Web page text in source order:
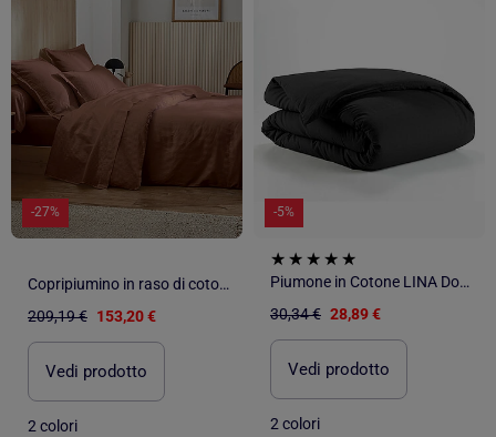
-27%
Copripiumino in raso di cotone a righe tono su tono
209,19 € 153,20 €
Vedi prodotto
2 colori
-5%
Piumone in Cotone LINA Douceur d'Intérieur
30,34 € 28,89 €
Vedi prodotto
2 colori